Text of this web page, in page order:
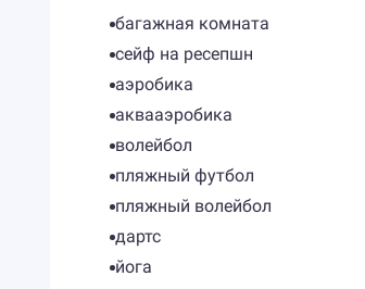
багажная комната
сейф на ресепшн
аэробика
аквааэробика
волейбол
пляжный футбол
пляжный волейбол
дартс
йога